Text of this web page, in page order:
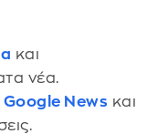
και
νέα.
News και